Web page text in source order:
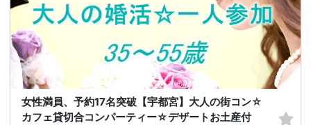
女性満員、予約17名突破【宇都宮】大人の街コン☆
カフェ貸切合コンパーティー☆デザートお土産付